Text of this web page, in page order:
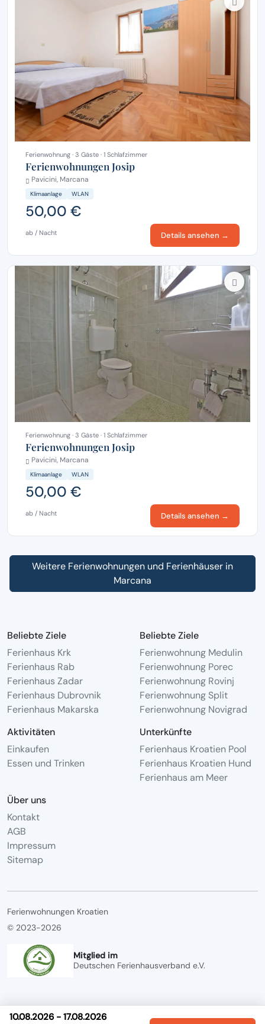
Ferienwohnung · 3 Gäste · 1 Schlafzimmer
Ferienwohnungen Josip
Pavicini, Marcana
Klimaanlage WLAN
50,00 €
ab / Nacht Details ansehen →
Ferienwohnung · 3 Gäste · 1 Schlafzimmer
Ferienwohnungen Josip
Pavicini, Marcana
Klimaanlage WLAN
50,00 €
ab / Nacht Details ansehen →
Weitere Ferienwohnungen und Ferienhäuser in
Marcana
10.08.2026 - 17.08.2026
Beliebte Ziele
Ferienhaus Krk
Ferienhaus Rab
Ferienhaus Zadar
Ferienhaus Dubrovnik
Ferienhaus Makarska
Beliebte Ziele
Ferienwohnung Medulin
Ferienwohnung Porec
Ferienwohnung Rovinj
Ferienwohnung Split
Ferienwohnung Novigrad
Aktivitäten
Einkaufen
Essen und Trinken
Unterkünfte
Ferienhaus Kroatien Pool
Ferienhaus Kroatien Hund
Ferienhaus am Meer
Über uns
Kontakt
AGB
Impressum
Sitemap
Ferienwohnungen Kroatien
© 2023-2026
Mitglied im
Deutschen Ferienhausverband e.V.